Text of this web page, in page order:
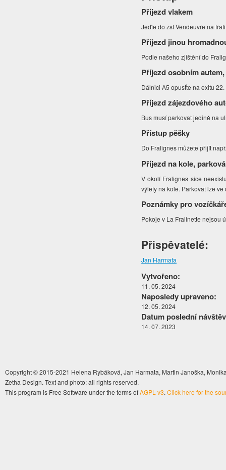
Příjezd vlakem
Jeďte do žst Vendeuvre na
Příjezd jinou
Podle našeho zjištění do
Příjezd osobním
Dálnici A5 opusťte na exitu
Příjezd zájezdového
Bus musí parkovat jedině na
Přístup pěšky
Do Fralignes můžete přijít
Příjezd na kole,
V okolí Fralignes sice
výlety na kole. Parkovat lze
Poznámky pro
Pokoje v La Fralinette nejsou
Přispěvatelé:
Jan Harmata
Vytvořeno:
11. 05. 2024
Naposledy upraveno:
12. 05. 2024
Datum poslední
14. 07. 2023
Copyright © 2015-2021 Helena Rybáková, Jan Harmata, Martin Janoška,
Zetha Design. Text and photo: all rights reserved.
This program is Free Software under the terms ofAGPL v3. Click here for the